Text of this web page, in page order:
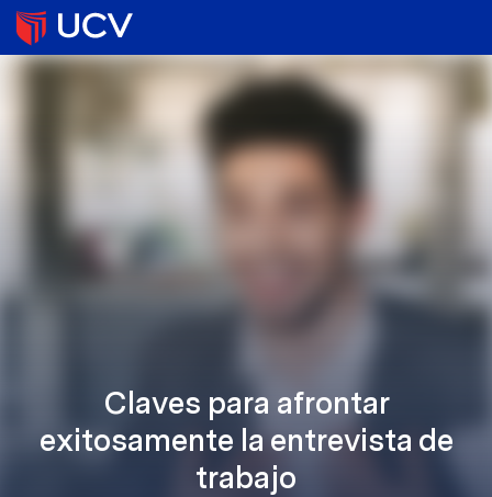
Claves para afrontar
exitosamente la entrevista de
trabajo